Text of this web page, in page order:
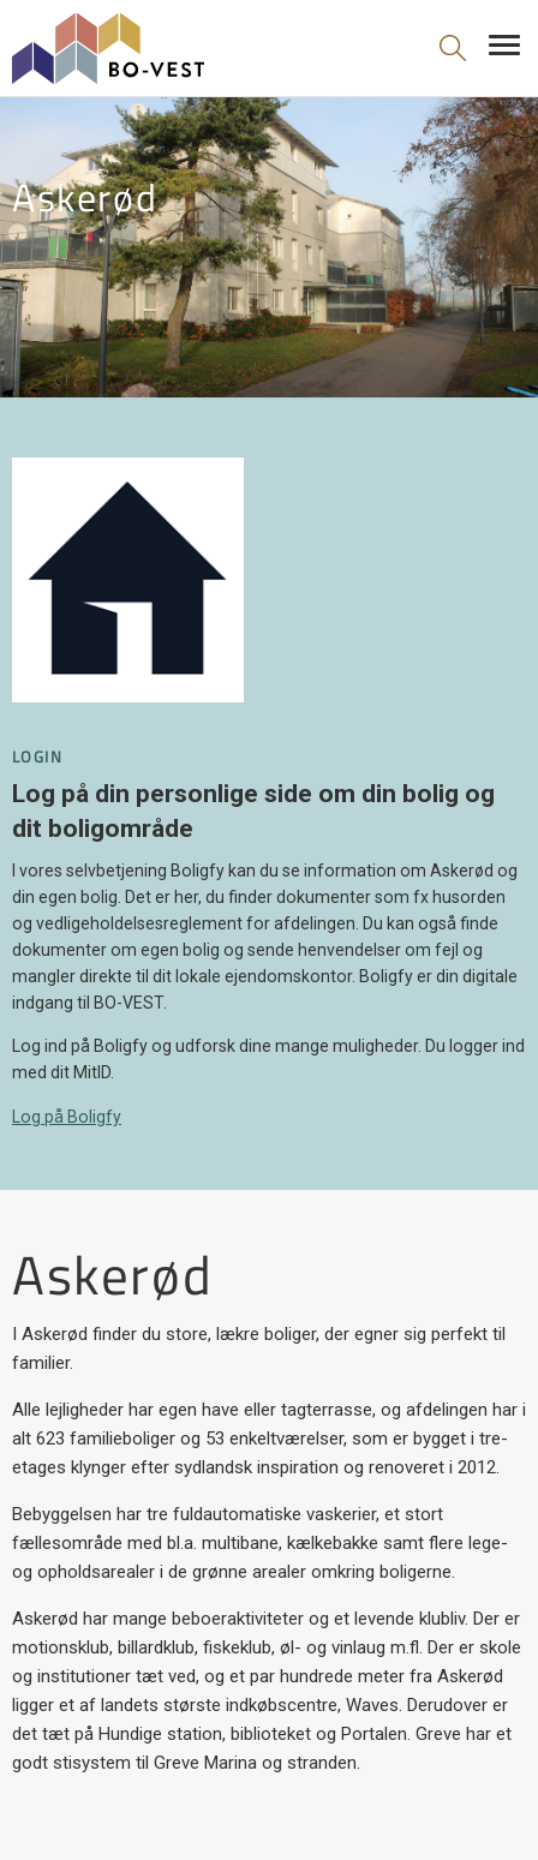
gå til indhold
Askerød
LOGIN
Log på din personlige side om din bolig og
dit boligområde
I vores selvbetjening Boligfy kan du se information om Askerød og
din egen bolig. Det er her, du finder dokumenter som fx husorden
og vedligeholdelsesreglement for afdelingen. Du kan også finde
dokumenter om egen bolig og sende henvendelser om fejl og
mangler direkte til dit lokale ejendomskontor. Boligfy er din digitale
indgang til BO-VEST.
Log ind på Boligfy og udforsk dine mange muligheder. Du logger ind
med dit MitID.
Log på Boligfy
Askerød
I Askerød finder du store, lækre boliger, der egner sig perfekt til
familier.
Alle lejligheder har egen have eller tagterrasse, og afdelingen har i
alt 623 familieboliger og 53 enkeltværelser, som er bygget i tre-
etages klynger efter sydlandsk inspiration og renoveret i 2012.
Bebyggelsen har tre fuldautomatiske vaskerier, et stort
fællesområde med bl.a. multibane, kælkebakke samt flere lege-
og opholdsarealer i de grønne arealer omkring boligerne.
Askerød har mange beboeraktiviteter og et levende klubliv. Der er
motionsklub, billardklub, fiskeklub, øl- og vinlaug m.fl. Der er skole
og institutioner tæt ved, og et par hundrede meter fra Askerød
ligger et af landets største indkøbscentre, Waves. Derudover er
det tæt på Hundige station, biblioteket og Portalen. Greve har et
godt stisystem til Greve Marina og stranden.